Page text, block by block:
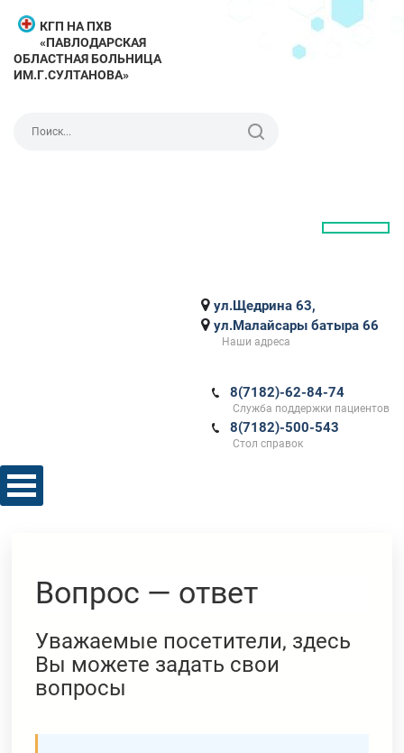
КГП НА ПХВ
«ПАВЛОДАРСКАЯ
ОБЛАСТНАЯ БОЛЬНИЦА
ИМ.Г.СУЛТАНОВА»
ул.Щедрина 63,
ул.Малайсары батыра 66
Наши адреса
8(7182)-62-84-74
Служба поддержки пациентов
8(7182)-500-543
Стол справок
Вопрос — ответ
Уважаемые посетители, здесь
Вы можете задать свои
вопросы